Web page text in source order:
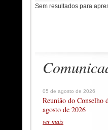
Sem resultados para
05 de agosto de 2026
Reunião do Conselho
agosto de 2026
ver mais